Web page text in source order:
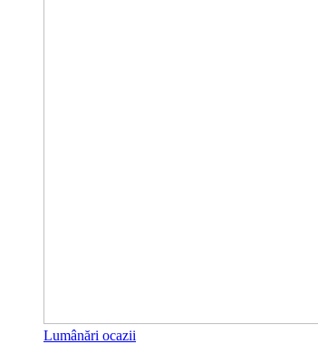
Lumânări ocazii